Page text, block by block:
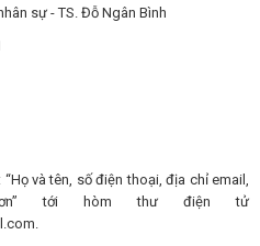
sự - TS. Đỗ Ngân Bình
và tên, số điện thoại, địa chỉ email,
tới hòm thư điện tử